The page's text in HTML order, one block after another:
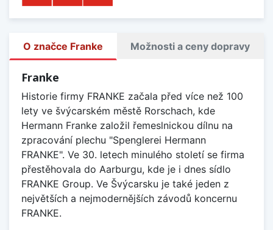
O značce Franke Možnosti a ceny dopravy
Franke
Historie firmy FRANKE začala před více než 100
lety ve švýcarském městě Rorschach, kde
Hermann Franke založil řemeslnickou dílnu na
zpracování plechu "Spenglerei Hermann
FRANKE". Ve 30. letech minulého století se firma
přestěhovala do Aarburgu, kde je i dnes sídlo
FRANKE Group. Ve Švýcarsku je také jeden z
největších a nejmodernějších závodů koncernu
FRANKE.